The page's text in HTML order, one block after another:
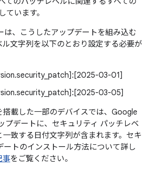
ています。
は、こうしたアップデートを組み込む
文字列を以下のとおり設定する必要が
03-01]
03-05]
搭載した一部のデバイスでは、Google
プデートに、セキュリティ パッチレベ
致する日付文字列が含まれます。セキ
ートのインストール方法について詳し
事をご覧ください。